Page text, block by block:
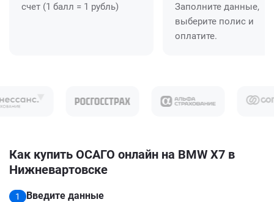
счет (1 балл = 1 рубль)
Заполните данные,
выберите полис и
оплатите.
Как купить ОСАГО онлайн на BMW X7 в
Нижневартовске
1
Введите данные